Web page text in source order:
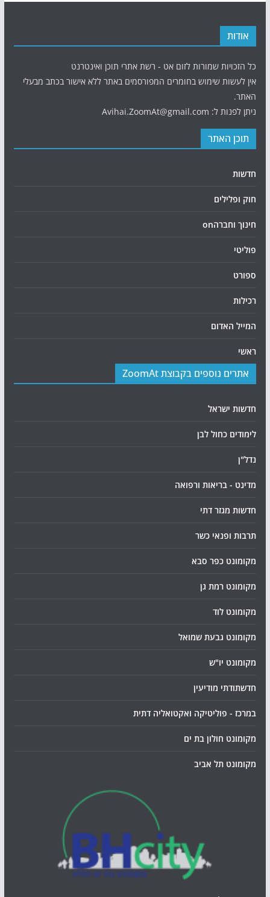
אודות
כל הזכויות שמורות לזום אט - רשת אתרי תוכן ואינטרנט
אין לעשות שימוש בחומרים המפורסמים באתר ללא אישור בכתב מבעלי
האתר.
ניתן לפנות ל: Avihai.ZoomAt@gmail.com
תוכן האתר
חדשות
חוק ופלילים
חינוך וחברהon
פוליטי
ספורט
רכילות
המייל האדום
ראשי
אתרים נוספים בקבוצת ZoomAt
חדשות ישראל
לימודים כחול לבן
נדל"ן
מדינט - בריאות ורפואה
חדשות מגזר דתי
תרבות ופנאי כשר
מקומונט כפר סבא
מקומונט רמת גן
מקומונט לוד
מקומונט גבעת שמואל
מקומונט יו"ש
חדשתודתי מודיעין
במרכז - פוליטיקה ואקטואליה דתית
מקומונט חולון בת ים
מקומונט תל אביב